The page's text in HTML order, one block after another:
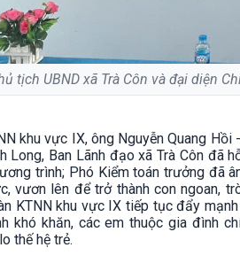
tịch UBND xã Trà Côn và đại diện
khu vực IX, ông Nguyễn Quang
Long, Ban Lãnh đạo xã Trà Côn đã
trình; Phó Kiểm toán trưởng đã
vươn lên để trở thành con ngoan,
KTNN khu vực IX tiếp tục đẩy
khó khăn, các em thuộc gia đình
thế hệ trẻ.